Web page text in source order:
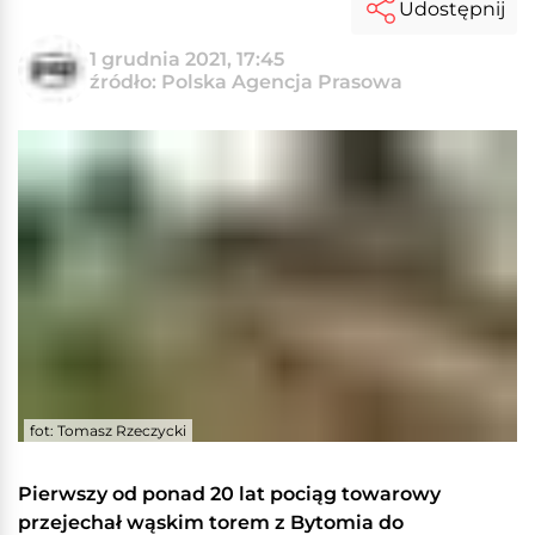
1 grudnia 2021, 17:45
źródło: Polska Agencja Prasowa
Udostępnij
fot: Tomasz Rzeczycki
Pierwszy od ponad 20 lat pociąg towarowy
przejechał wąskim torem z Bytomia do